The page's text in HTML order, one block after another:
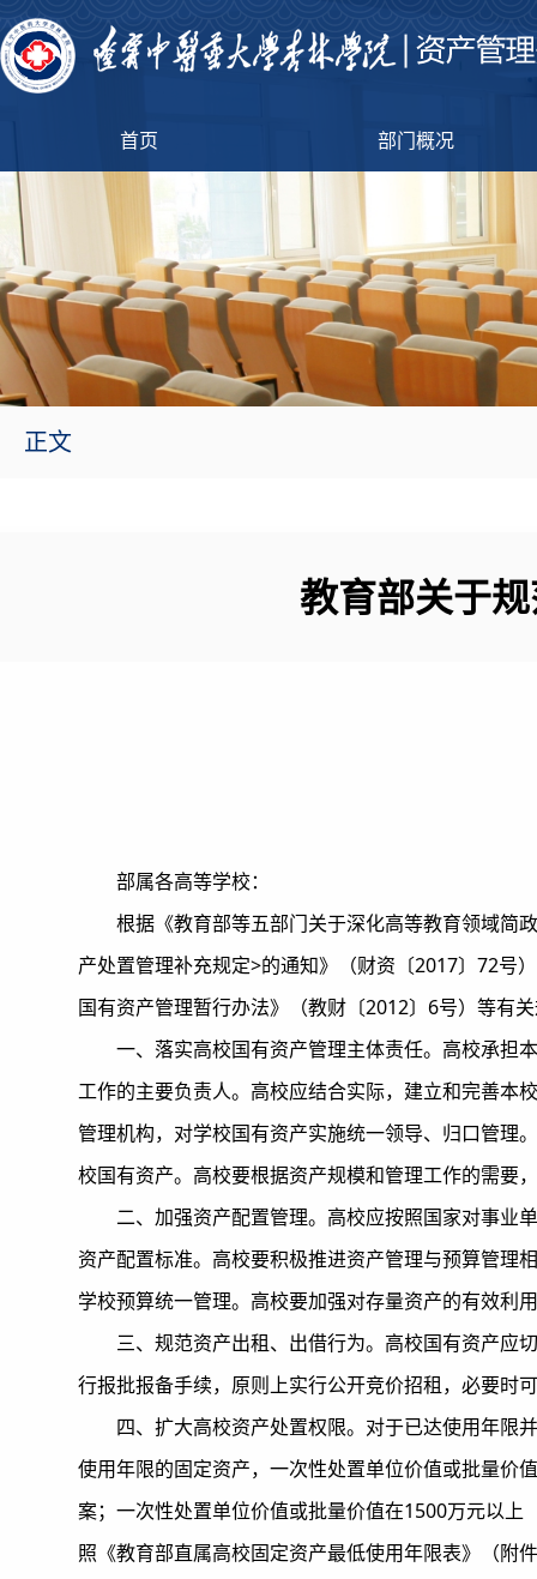
首页 部门概况
正文
教育部关于
部属各高等学校：
根据《教育部等五部门关于深化高等教育领域简
产处置管理补充规定>的通知》（财资〔2017〕72号
国有资产管理暂行办法》（教财〔2012〕6号）等有
一、落实高校国有资产管理主体责任。高校承担
工作的主要负责人。高校应结合实际，建立和完善本
管理机构，对学校国有资产实施统一领导、归口管理
校国有资产。高校要根据资产规模和管理工作的需要
二、加强资产配置管理。高校应按照国家对事业
资产配置标准。高校要积极推进资产管理与预算管理
学校预算统一管理。高校要加强对存量资产的有效利
三、规范资产出租、出借行为。高校国有资产应
行报批报备手续，原则上实行公开竞价招租，必要时
四、扩大高校资产处置权限。对于已达使用年限
使用年限的固定资产，一次性处置单位价值或批量价
案；一次性处置单位价值或批量价值在1500万元以
照《教育部直属高校固定资产最低使用年限表》（附